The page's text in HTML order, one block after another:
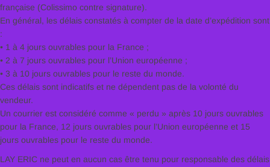
française (Colissimo contre signature).
En général, les délais constatés à compter de la date d’expédition sont
:
• 1 à 4 jours ouvrables pour la France ;
• 2 à 7 jours ouvrables pour l’Union européenne ;
• 3 à 10 jours ouvrables pour le reste du monde.
Ces délais sont indicatifs et ne dépendent pas de la volonté du
vendeur.
Un courrier est considéré comme « perdu » après 10 jours ouvrables
pour la France, 12 jours ouvrables pour l’Union européenne et 15
jours ouvrables pour le reste du monde.
LAY ERIC ne peut en aucun cas être tenu pour responsable des délais